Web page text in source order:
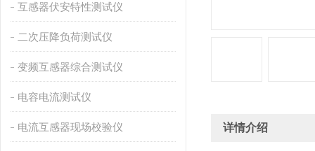
互感器伏安特性测试仪
二次压降负荷测试仪
变频互感器综合测试仪
电容电流测试仪
电流互感器现场校验仪 详情介绍